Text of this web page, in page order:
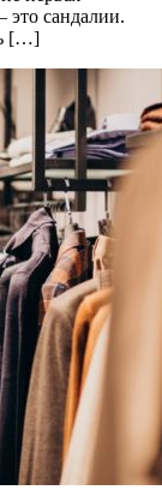
это сандалии.
[…]